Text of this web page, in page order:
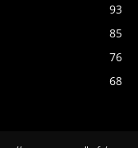
93
85
76
68